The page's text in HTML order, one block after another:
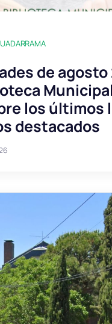
de
los últimos
destacados